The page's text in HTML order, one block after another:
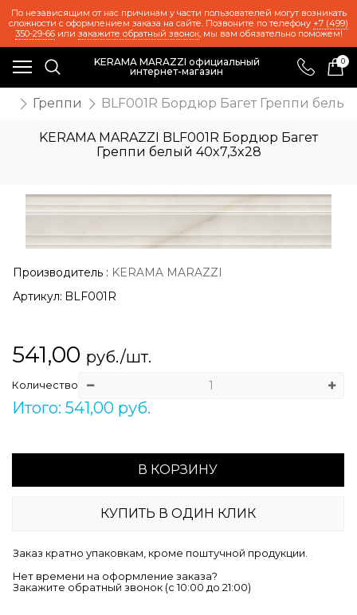
По независящим от нас причинам у части пользователей могут возникать
сложности с оформлением заказа на сайте. Позвоните по телефону +7 (499)
350-29-66или закажите обратный звонок, мы вам обязательно поможем!
KERAMA MARAZZI официальный
интернет-магазин
0
Греппи BLF001R Бордюр Багет Греппи
KERAMA MARAZZI BLF001R Бордюр Багет
Греппи белый 40x7,3x28
Производитель : KERAMA MARAZZI
Артикул: BLF001R
541,00 руб./шт.
Количество
Итого: 541,00 руб.
В КОРЗИНУ
КУПИТЬ В ОДИН КЛИК
Заказ кратно упаковкам, кроме поштучной продукции.
Нет времени на оформление заказа?
Закажите обратный звонок (c 10:00 до 21:00)